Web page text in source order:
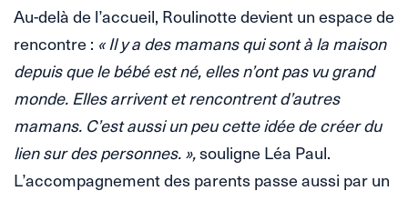
Au-delà de l’accueil, Roulinotte devient un espace de
rencontre : « Il y a des mamans qui sont à la maison
depuis que le bébé est né, elles n’ont pas vu grand
monde. Elles arrivent et rencontrent d’autres
mamans. C’est aussi un peu cette idée de créer du
lien sur des personnes. »,souligne Léa Paul.
L’accompagnement des parents passe aussi par un